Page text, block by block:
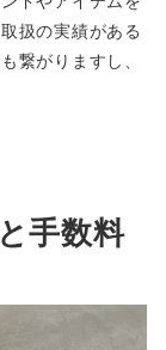
扱の実績がある
繋がりますし、
手数料